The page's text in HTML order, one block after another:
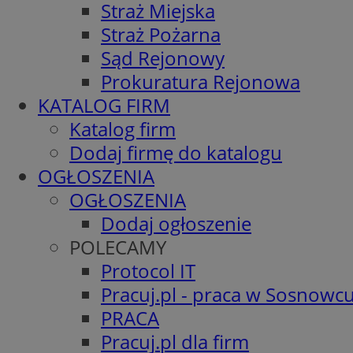
Straż Miejska
Straż Pożarna
Sąd Rejonowy
Prokuratura Rejonowa
KATALOG FIRM
Katalog firm
Dodaj firmę do katalogu
OGŁOSZENIA
OGŁOSZENIA
Dodaj ogłoszenie
POLECAMY
Protocol IT
Pracuj.pl - praca w
PRACA
Pracuj.pl dla firm